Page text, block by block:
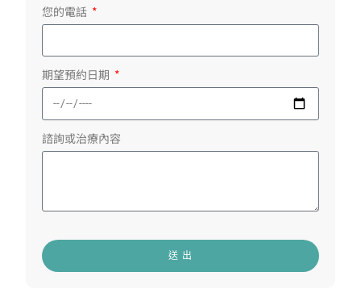
您的電話
期望預約日期
諮詢或治療內容
送 出